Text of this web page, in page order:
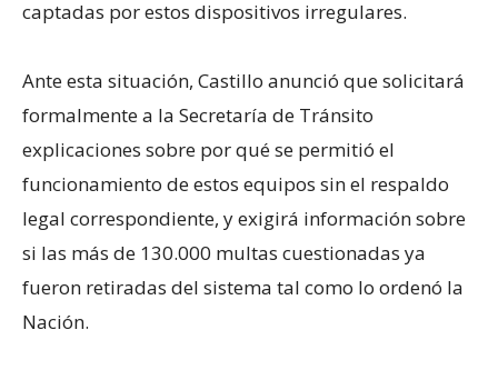
captadas por estos dispositivos irregulares.
Ante esta situación, Castillo anunció que solicitará
formalmente a la Secretaría de Tránsito
explicaciones sobre por qué se permitió el
funcionamiento de estos equipos sin el respaldo
legal correspondiente, y exigirá información sobre
si las más de 130.000 multas cuestionadas ya
fueron retiradas del sistema tal como lo ordenó la
Nación.